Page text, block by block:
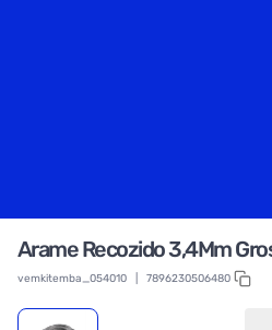
Arame Recozido 3,4Mm
vemkitemba_054010 7896230506480